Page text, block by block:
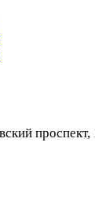
проспект,